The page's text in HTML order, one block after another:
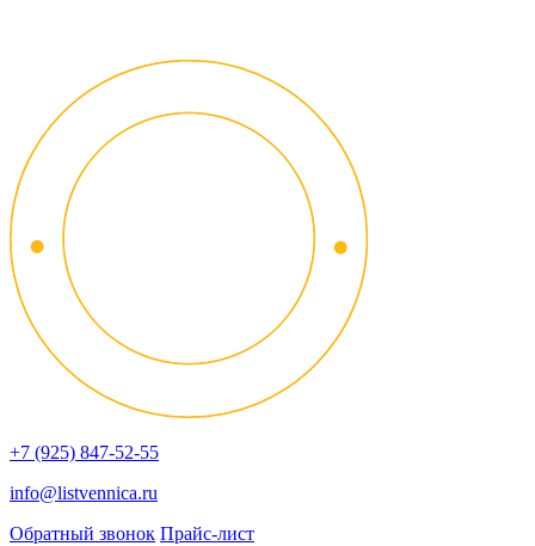
+7 (925) 847-52-55
info@listvennica.ru
Обратный звонок Прайс-лист